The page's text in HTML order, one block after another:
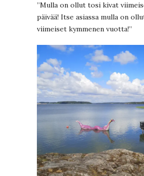
”Mulla on ollut tosi kivat
päivää! Itse asiassa mulla on
viimeiset kymmenen vuotta!”